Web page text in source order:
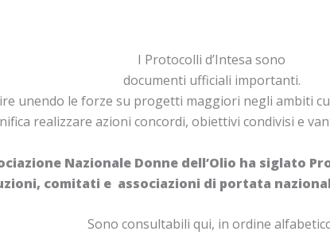
I Protocolli d’Intesa sono
documenti ufficiali importanti.
unendo le forze su progetti maggiori negli ambiti
realizzare azioni concordi, obiettivi condivisi e
Nazionale Donne dell’Olio ha siglato
comitati e associazioni di portata
Sono consultabili qui, in ordine